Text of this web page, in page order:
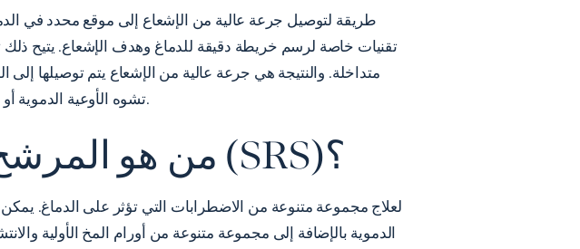
متداخلة. والنتيجة هي جرعة عالية من الإشعاع يتم توصيلها
تشوه الأوعية الدموية أو ورم في المخ. من الناحية المثالية، يكون قطر الهدف أصغر من ثلاثة سنتيمترات.
من هو المرشح للجراحة الإشعاعية المجسمة (SRS)؟
الدموية بالإضافة إلى مجموعة متنوعة من أورام المخ الأولية